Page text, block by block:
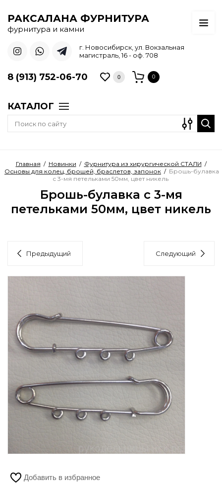
РАКСАЛАНА ФУРНИТУРА
фурнитура и камни
г. Новосибирск, ул. Вокзальная
магистраль, 16 - оф. 708
8 (913) 752-06-70 0 0
КАТАЛОГ
Главная / Новинки / Фурнитура из хирургической СТАЛИ /
Основы для колец, брошей, браслетов, запонок / Брошь-булавка
с 3-мя петельками 50мм, цвет никель
Брошь-булавка с 3-мя
петельками 50мм, цвет никель
Предыдущий Следующий
Добавить в избранное